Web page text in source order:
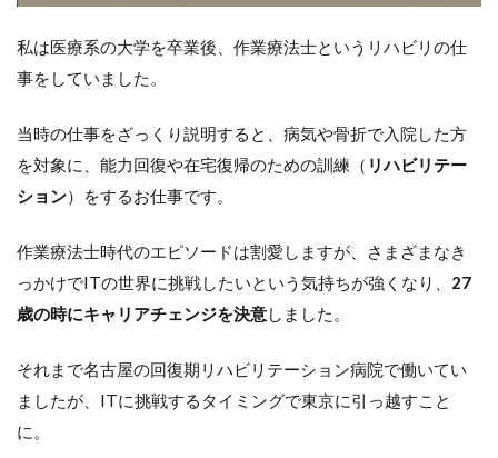
私は医療系の大学を卒業後、作業療法士というリハビリの仕
事をしていました。
当時の仕事をざっくり説明すると、病気や骨折で入院した方
を対象に、能力回復や在宅復帰のための訓練（ リハビリテー
ション）をするお仕事です。
作業療法士時代のエピソードは割愛しますが、さまざまなき
っかけでITの世界に挑戦したいという気持ちが強くなり、 27
歳の時にキャリアチェンジを決意しました。
それまで名古屋の回復期リハビリテーション病院で働いてい
ましたが、ITに挑戦するタイミングで東京に引っ越すこと
に。